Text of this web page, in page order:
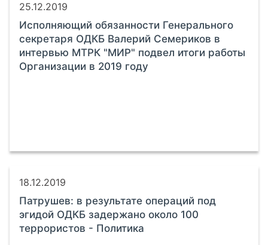
25.12.2019
Исполняющий обязанности Генерального
секретаря ОДКБ Валерий Семериков в
интервью МТРК "МИР" подвел итоги работы
Организации в 2019 году
18.12.2019
Патрушев: в результате операций под
эгидой ОДКБ задержано около 100
террористов - Политика